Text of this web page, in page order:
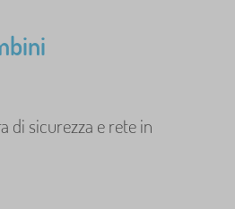
di sicurezza e rete in